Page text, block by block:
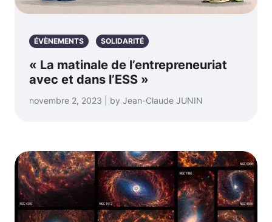
ÉVÈNEMENTS SOLIDARITÉ
« La matinale de l’entrepreneuriat
avec et dans l’ESS »
novembre 2, 2023 | by Jean-Claude JUNIN